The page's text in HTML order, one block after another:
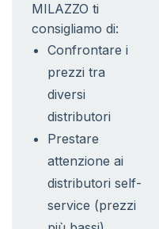
MILAZZO ti
consigliamo di:
Confrontare i
prezzi tra
diversi
distributori
Prestare
attenzione ai
distributori self-
service (prezzi